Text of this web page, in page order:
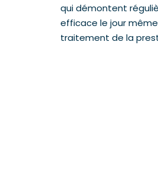
qui démontent
efficace le jour
traitement de la